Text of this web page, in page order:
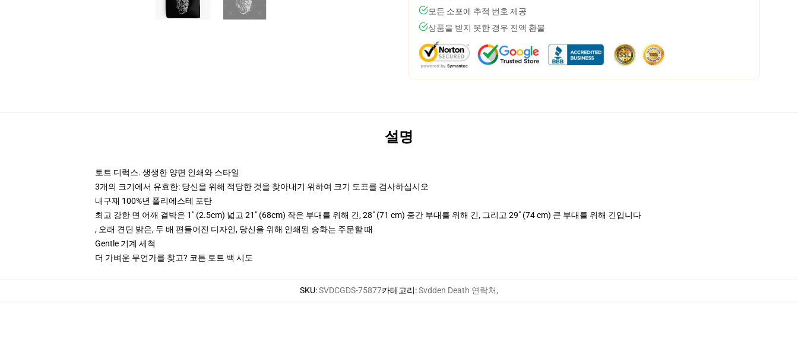
모든 소포에 추적 번호 제공
상품을 받지 못한 경우 전액 환불
설명
토트 디럭스. 생생한 양면 인쇄와 스타일
3개의 크기에서 유효한: 당신을 위해 적당한 것을 찾아내기 위하여 크기 도표를 검사하십시오
내구재 100%년 폴리에스테 포탄
최고 강한 면 어깨 결박은 1" (2.5cm) 넓고 21" (68cm) 작은 부대를 위해 긴, 28" (71 cm) 중간 부대를 위해 긴, 그리고 29" (74 cm) 큰 부대를 위해 긴입니다
, 오래 견딘 밝은, 두 배 편들어진 디자인, 당신을 위해 인쇄된 승화는 주문할 때
Gentle 기계 세척
더 가벼운 무언가를 찾고? 코튼 토트 백 시도
SKU:SVDCGDS-75877카테고리:Svdden Death 연락처,